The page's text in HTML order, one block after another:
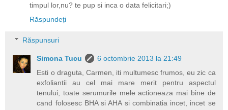
timpul lor,nu? te pup si inca o data felicitari;)
Răspundeți
Răspunsuri
Simona Tucu
6 octombrie 2013 la 21:49
Esti o draguta, Carmen, iti multumesc frumos, eu zic ca
exfoliantii au cel mai mare merit pentru aspectul
tenului, toate serumurile mele actioneaza mai bine de
cand folosesc BHA si AHA si combinatia incet, incet se